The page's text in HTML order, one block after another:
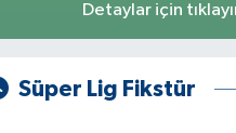
Detaylar için
Süper Lig Fikstür